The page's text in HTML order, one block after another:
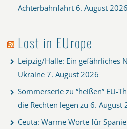
Achterbahnfahrt 6. August 2026
Lost in EUrope
Leipzig/Halle: Ein gefährliches
Ukraine 7. August 2026
Sommerserie zu “heißen” EU-
die Rechten legen zu 6. August
Ceuta: Warme Worte für